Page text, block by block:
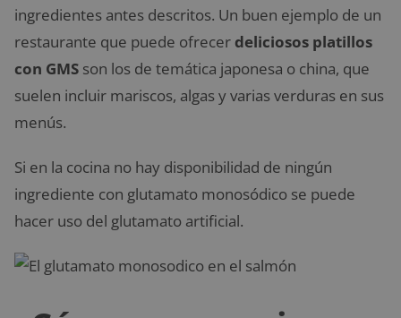
ingredientes antes descritos. Un buen ejemplo de un
restaurante que puede ofrecer deliciosos platillos
con GMS son los de temática japonesa o china, que
suelen incluir mariscos, algas y varias verduras en sus
menús.
Si en la cocina no hay disponibilidad de ningún
ingrediente con glutamato monosódico se puede
hacer uso del glutamato artificial.